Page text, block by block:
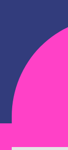
Produzione
Didattica
Cultura